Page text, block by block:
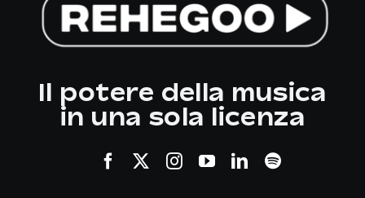
Il potere della musica
in una sola licenza